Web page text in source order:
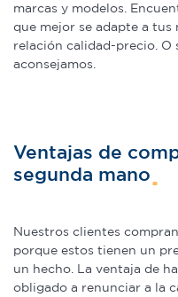
marcas y modelos.
que mejor se adapte a tus
relación calidad-precio. O
aconsejamos.
Ventajas de
segunda mano
Nuestros clientes
porque estos tienen un
un hecho. La ventaja de
obligado a renunciar a la